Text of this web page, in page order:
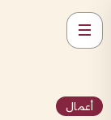
أعمال